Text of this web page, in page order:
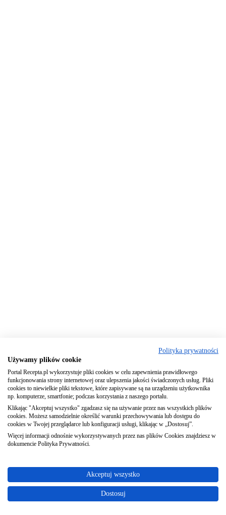
Polityka prywatności
Używamy plików cookie
Portal Recepta.pl wykorzystuje pliki cookies w celu zapewnienia prawidłowego
funkcjonowania strony internetowej oraz ulepszenia jakości świadczonych usług. Pliki
cookies to niewielkie pliki tekstowe, które zapisywane są na urządzeniu użytkownika
np. komputerze, smartfonie; podczas korzystania z naszego portalu.
Klikając "Akceptuj wszystko" zgadzasz się na używanie przez nas wszystkich plików
cookies. Możesz samodzielnie określić warunki przechowywania lub dostępu do
cookies w Twojej przeglądarce lub konfiguracji usługi, klikając w „Dostosuj”.
Więcej informacji odnośnie wykorzystywanych przez nas plików Cookies znajdziesz w
dokumencie Polityka Prywatności.
Akceptuj wszystko
Dostosuj